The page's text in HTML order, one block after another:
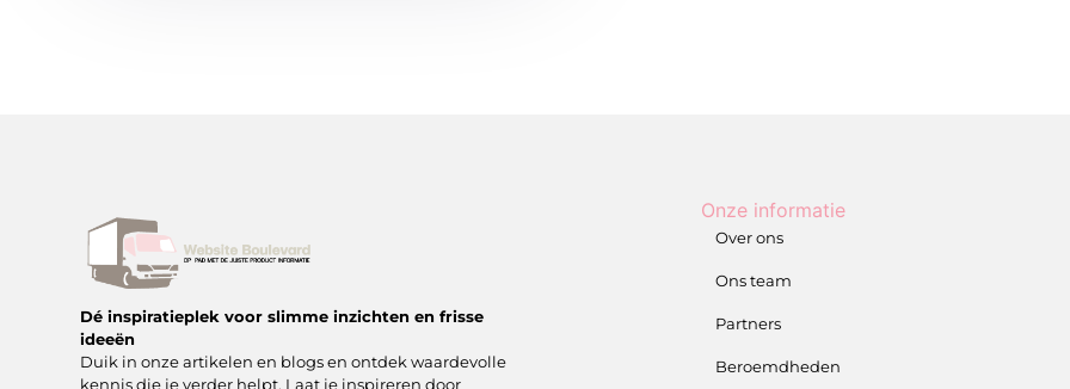
Dé inspiratieplek voor slimme inzichten en frisse
ideeën
Duik in onze artikelen en blogs en ontdek waardevolle
kennis die je verder helpt. Laat je inspireren door
Onze informatie
Over ons
Ons team
Partners
Beroemdheden